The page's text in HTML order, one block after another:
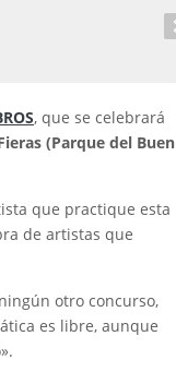
, que se celebrará
(Parque del Buen
que practique esta
de artistas que
otro concurso,
es libre, aunque